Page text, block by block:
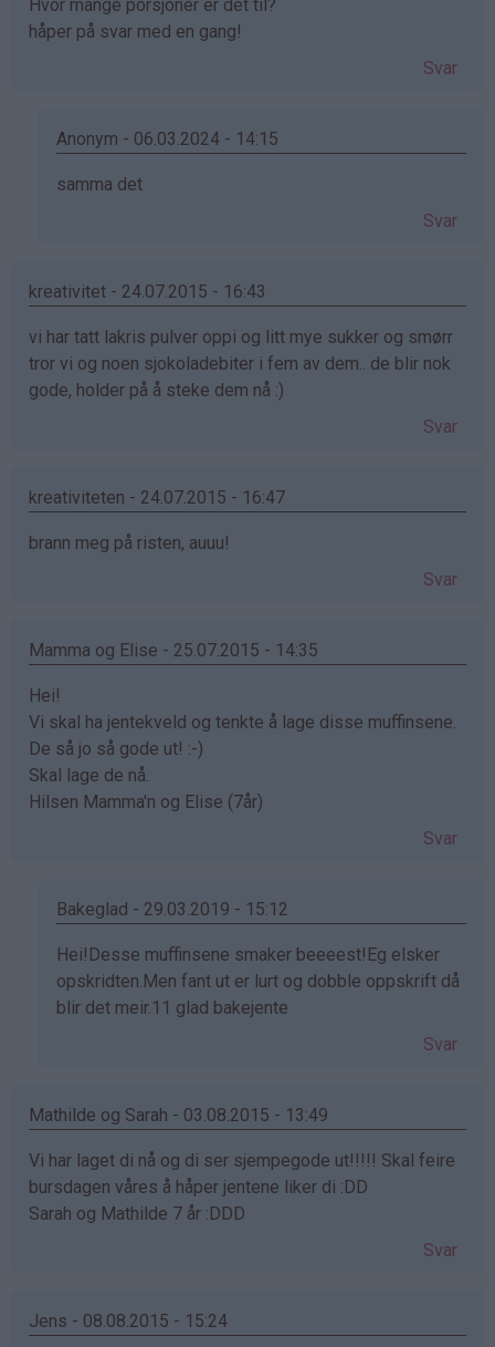
Hvor mange porsjoner er det til?
håper på svar med en gang!
Svar
Anonym - 06.03.2024 - 14:15
Som
Emma
bekreftet)
samma det
Svar
kreativitet - 24.07.2015 - 16:43
vi har tatt lakris pulver oppi og litt mye sukker og smørr
tror vi og noen sjokoladebiter i fem av dem.. de blir nok
gode, holder på å steke dem nå :)
Svar
kreativiteten - 24.07.2015 - 16:47
brann meg på risten, auuu!
Svar
Mamma og Elise - 25.07.2015 - 14:35
Hei!
Vi skal ha jentekveld og tenkte å lage disse muffinsene.
De så jo så gode ut! :-)
Skal lage de nå.
Hilsen Mamma'n og Elise (7år)
Svar
Bakeglad - 29.03.2019 - 15:12
Som
svar
på
Elise
bekreftet)
Hei!Desse muffinsene smaker beeeest!Eg elsker
opskridten.Men fant ut er lurt og dobble oppskrift då
blir det meir.11 glad bakejente
Svar
Mathilde og Sarah - 03.08.2015 - 13:49
Vi har laget di nå og di ser sjempegode ut!!!!! Skal feire
bursdagen våres å håper jentene liker di :DD
Sarah og Mathilde 7 år :DDD
Svar
Jens - 08.08.2015 - 15:24